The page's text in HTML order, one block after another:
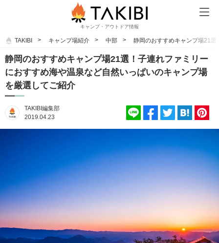
キャンプ・アウトドア情報
TAKIBI キャンプ場紹介 中部 静岡のおすすめキャンプ場21
静岡のおすすめキャンプ場21選！子連れファミリー
におすすめ海や温泉など自然いっぱいのキャンプ場
を厳選してご紹介
TAKIBI編集部
2019.04.23